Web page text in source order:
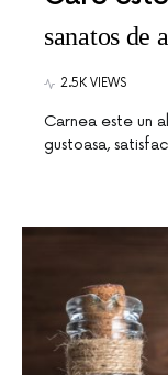
sanatos de
2.5K VIEWS
Carnea este un
gustoasa,